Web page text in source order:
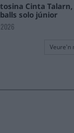
Cinta Talarn,
solo júnior
Veure'n